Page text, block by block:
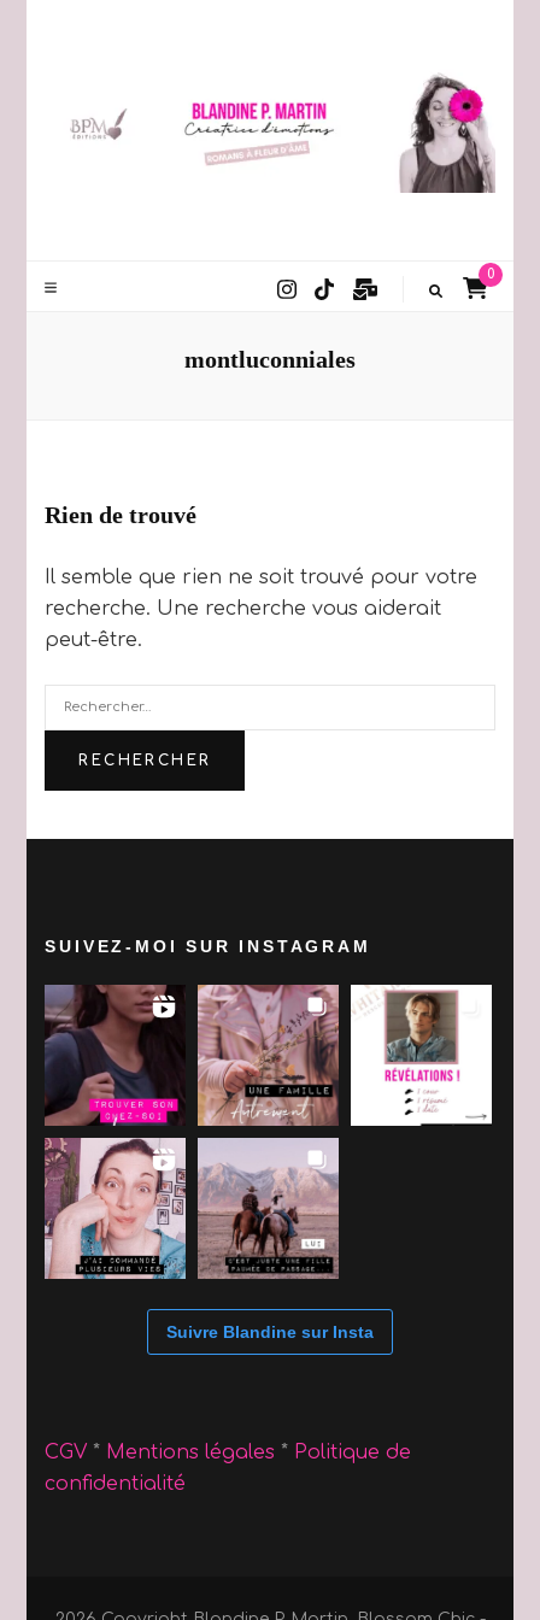
0
montluconniales
Rien de trouvé
Il semble que rien ne soit trouvé pour votre
recherche. Une recherche vous aiderait
peut-être.
Rechercher :
SUIVEZ-MOI SUR INSTAGRAM
Suivre Blandine sur Insta
CGV * Mentions légales * Politique de
confidentialité